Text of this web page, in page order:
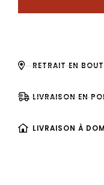
RETRAIT EN
LIVRAISON EN
LIVRAISON À